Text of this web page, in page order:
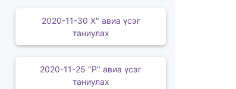
2020-11-30 Х" авиа үсэг
таниулах
2020-11-25 "Р" авиа үсэг
таниулах